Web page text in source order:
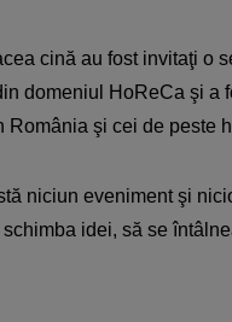
cină au fost invitaţi o
domeniul HoReCa şi a
şi cei de peste
niciun eveniment şi
idei, să se